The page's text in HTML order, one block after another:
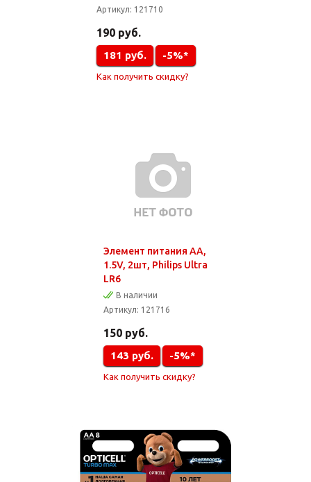
Артикул: 121710
190 руб.
181 руб. -5%*
Как получить скидку?
Элемент питания AA,
1.5V, 2шт, Philips Ultra
LR6
В наличии
Артикул: 121716
150 руб.
143 руб. -5%*
Как получить скидку?